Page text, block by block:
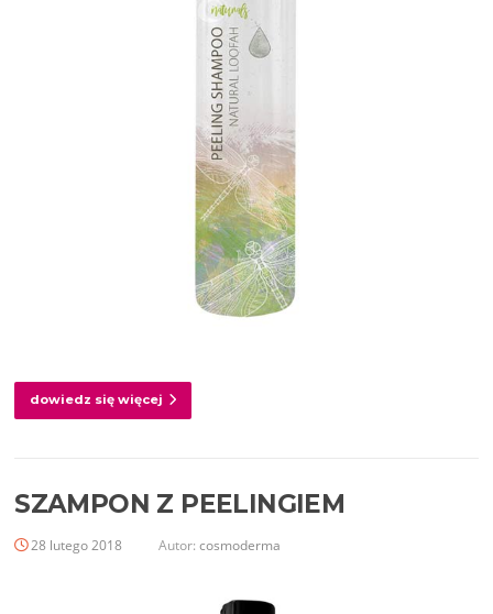
dowiedz się więcej
SZAMPON Z PEELINGIEM
28 lutego 2018 Autor:cosmoderma